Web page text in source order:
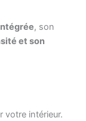
, son
et son
votre intérieur.